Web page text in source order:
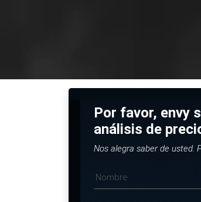
Por favor, envy
análisis de
Nos alegra saber de usted.